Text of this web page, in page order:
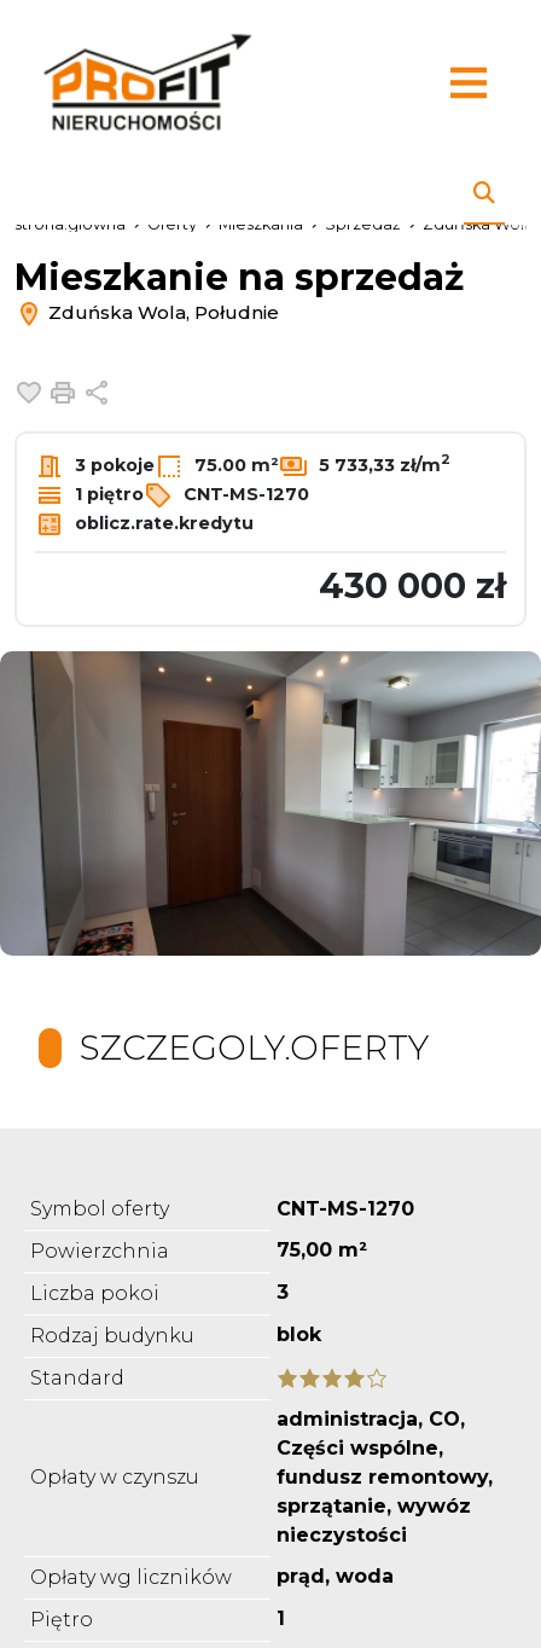
strona.glowna Oferty Mieszkania Sprzedaż Zduńska Wola
Mieszkanie na sprzedaż
Zduńska Wola, Południe
Dodaj do ulubionych
Drukuj
3 pokoje 75.00 m² 5 733,33 zł/m2
1 piętro
CNT-MS-1270
oblicz.rate.kredytu
430 000 zł
SZCZEGOLY.OFERTY
Symbol oferty
CNT-MS-1270
Powierzchnia
75,00 m²
Liczba pokoi
3
Rodzaj budynku
blok
Standard
Opłaty w czynszu
administracja, CO,
Części wspólne,
fundusz remontowy,
sprzątanie, wywóz
nieczystości
Opłaty wg liczników
prąd, woda
Piętro
1